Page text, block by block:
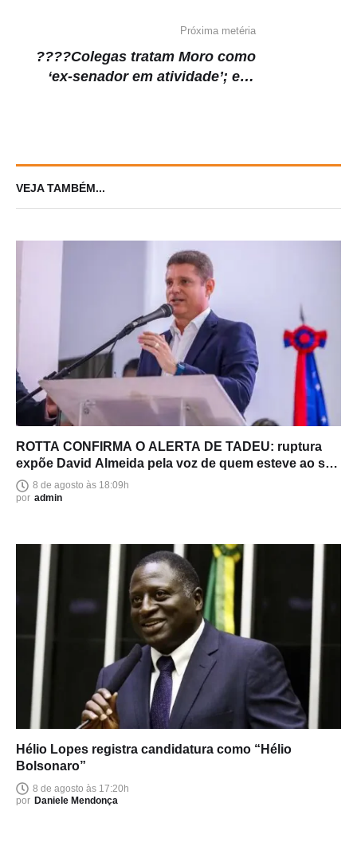
Próxima metéria
????Colegas tratam Moro como
‘ex-senador em atividade’; e já
VEJA TAMBÉM...
ROTTA CONFIRMA O ALERTA DE TADEU: ruptura
expõe David Almeida pela voz de quem esteve ao seu
lado8 de agosto às 18:09h
por admin
Hélio Lopes registra candidatura como “Hélio
Bolsonaro”
8 de agosto às 17:20h
por Daniele Mendonça